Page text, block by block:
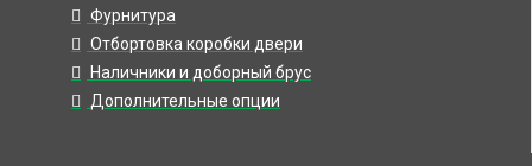
Фурнитура
Отбортовка коробки двери
Наличники и доборный брус
Дополнительные опции